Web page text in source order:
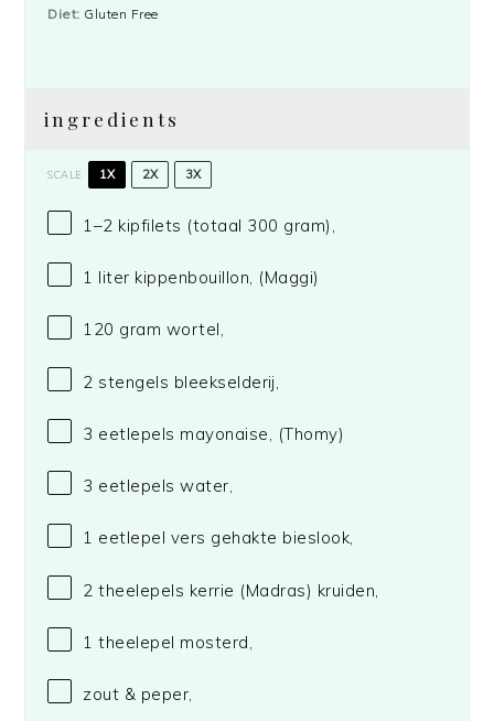
Diet: Gluten Free
ingredients
SCALE 1X 2X 3X
1–2 kipfilets (totaal 300 gram),
1 liter kippenbouillon, (Maggi)
120 gram wortel,
2 stengels bleekselderij,
3 eetlepels mayonaise, (Thomy)
3 eetlepels water,
1 eetlepel vers gehakte bieslook,
2 theelepels kerrie (Madras) kruiden,
1 theelepel mosterd,
zout & peper,